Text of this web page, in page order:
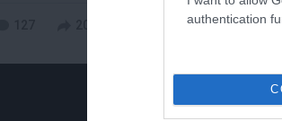
authentication
483